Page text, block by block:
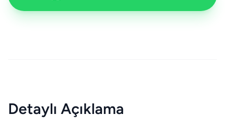
Detaylı Açıklama